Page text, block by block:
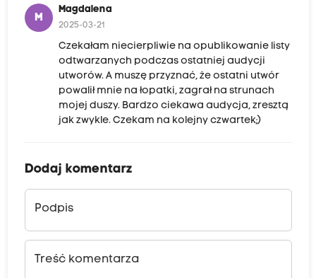
M
Magdalena
2025-03-21
Czekałam niecierpliwie na opublikowanie listy
odtwarzanych podczas ostatniej audycji
utworów. A muszę przyznać, że ostatni utwór
powalił mnie na łopatki, zagrał na strunach
mojej duszy. Bardzo ciekawa audycja, zresztą
jak zwykle. Czekam na kolejny czwartek;)
Dodaj komentarz
Podpis
Treść komentarza